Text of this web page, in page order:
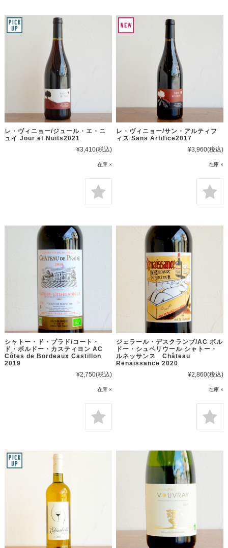
レ・ヴィニョー/ジュール・エ・ニ
ュイ Jour et Nuits2021
¥3,410(税込)
在庫 ×
レ・ヴィニョー/サン・アルティフ
ィス Sans Artifice2017
¥3,960(税込)
在庫 ×
シャトー・ド・プラド/コート・
ド・ボルドー・カスティヨン AC
Côtes de Bordeaux Castillon
2019
¥2,750(税込)
在庫 ×
ジェラール・デスクランブ/AC ボル
ドー・シュペリウール シャトー・
ルネッサンス Château
Renaissance 2020
¥2,860(税込)
在庫 ×